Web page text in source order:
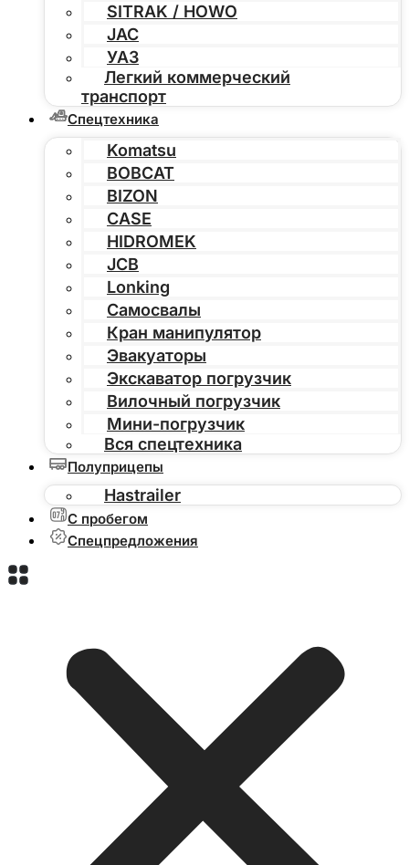
SITRAK / HOWO
JAC
УАЗ
Легкий коммерческий
транспорт
Спецтехника
Komatsu
BOBCAT
BIZON
CASE
HIDROMEK
JCB
Lonking
Самосвалы
Кран манипулятор
Эвакуаторы
Экскаватор погрузчик
Вилочный погрузчик
Мини-погрузчик
Вся спецтехника
Полуприцепы
Hastrailer
С пробегом
Спецпредложения